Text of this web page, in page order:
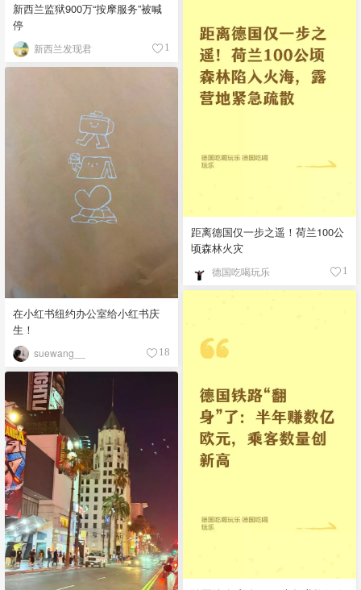
新西兰监狱900万“按摩服务”被喊
停
新西兰发现君 1
距离德国仅一步之遥！荷兰100公
顷森林火灾
德国吃喝玩乐 1
在小红书纽约办公室给小红书庆
生！
suewang__ 18